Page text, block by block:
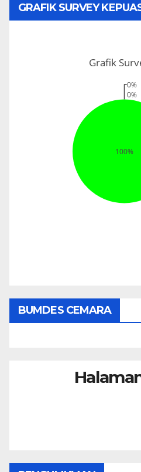
GRAFIK SURVEY
BUMDES CEMARA